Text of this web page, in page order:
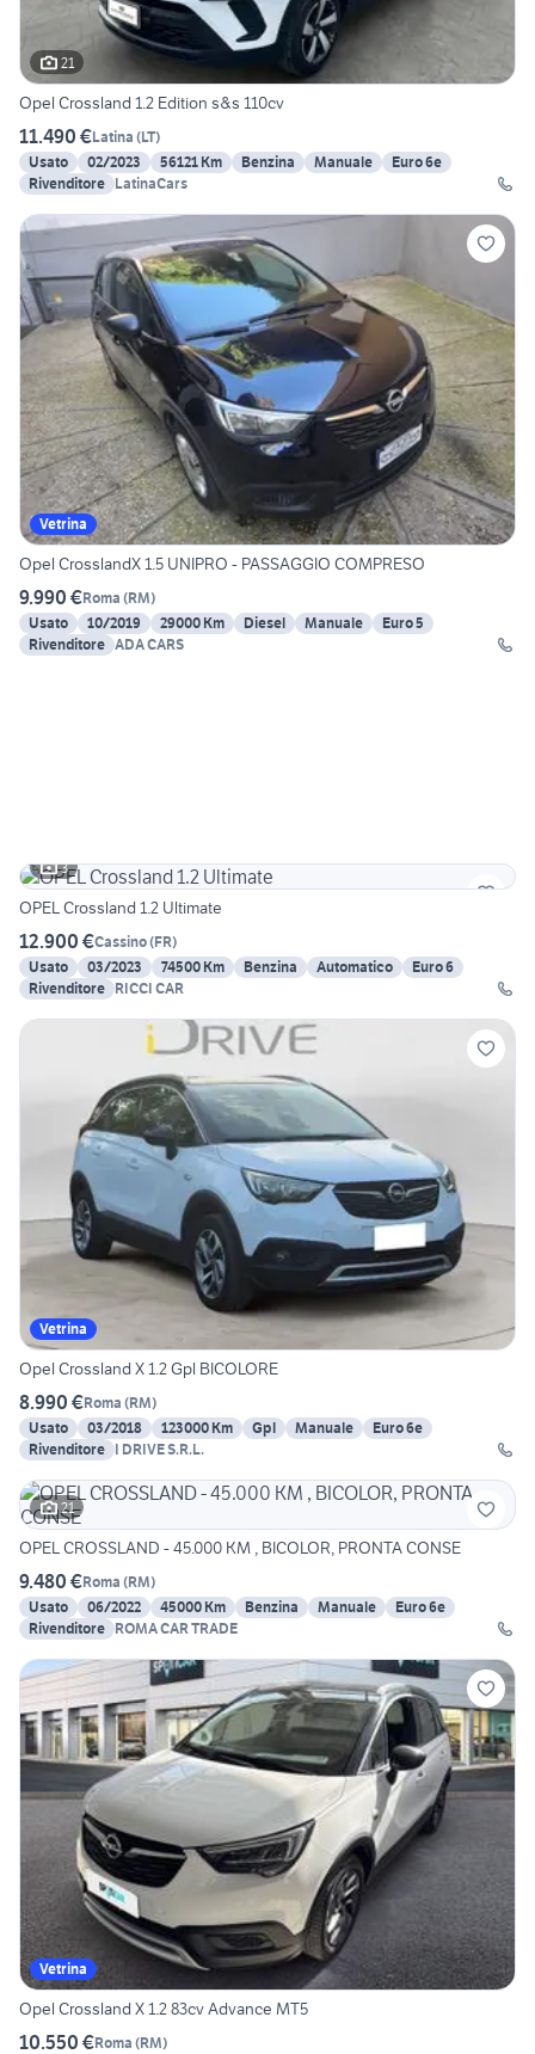
21
Opel Crossland 1.2 Edition s&s 110cv
11.490 €Latina (LT)
Usato
02/2023 56121 Km Benzina Manuale
Euro 6e
Rivenditore LatinaCars
Vetrina
Opel CrosslandX 1.5 UNIPRO - PASSAGGIO COMPRESO
9.990 €Roma (RM)
Usato
10/2019 29000 Km Diesel Manuale
Euro 5
Rivenditore ADA CARS
3
OPEL Crossland 1.2 Ultimate
12.900 €Cassino(FR)
Usato
03/2023 74500 Km Benzina Automatico
Euro 6
Rivenditore RICCI CAR
Vetrina
Opel Crossland X 1.2 Gpl BICOLORE
8.990 €Roma (RM)
Usato
03/2018 123000 Km Gpl Manuale
Euro 6e
Rivenditore I DRIVE S.R.L.
21
OPEL CROSSLAND - 45.000 KM , BICOLOR, PRONTA CONSE
9.480 €Roma (RM)
Usato
06/2022 45000 Km Benzina Manuale
Euro 6e
Rivenditore ROMA CAR TRADE
Vetrina
Opel Crossland X 1.2 83cv Advance MT5
10.550 €Roma (RM)